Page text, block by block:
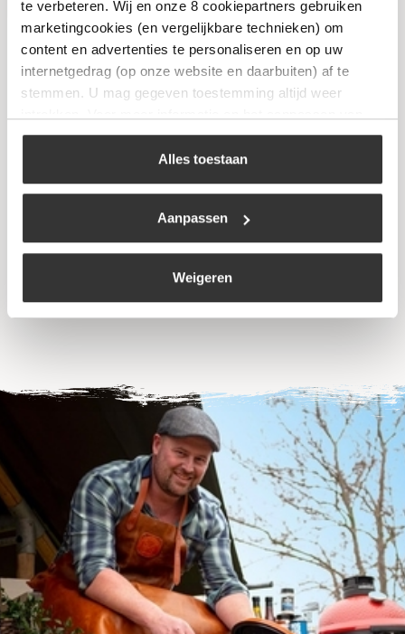
te verbeteren. Wij en onze 8 cookiepartners gebruiken
marketingcookies (en vergelijkbare technieken) om
content en advertenties te personaliseren en op uw
internetgedrag (op onze website en daarbuiten) af te
stemmen. U mag gegeven toestemming altijd weer
uw keuze op onze website verwijzen wij u naar ons
Alles toestaan
Aanpassen
Weigeren
Dakbrander
Bekijk
Niet op voorraad